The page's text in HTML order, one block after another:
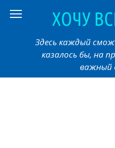
ХОЧУ
Здесь каждый
казалось бы, на
важный